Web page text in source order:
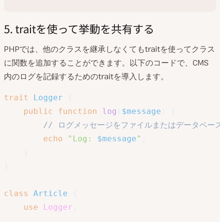
5. traitを使って挙動を共有する
PHPでは、他のクラスを継承しなくてもtraitを使ってクラス
に関数を追加することができます。以下のコードで、CMS
内のログを記録するためのtraitを導入します。
trait Logger
public
function log $message
// ログメッセージをファイルまたはデータベー
echo
"Log: $message"
class Article
use
Logger